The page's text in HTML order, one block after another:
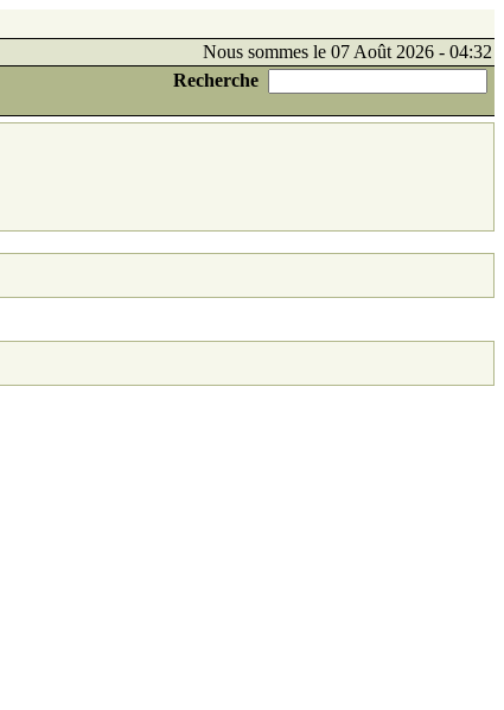
Nous sommes le 07 Août 2026 - 04:32
Recherche